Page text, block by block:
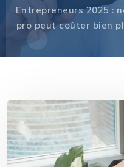
Entrepreneurs 2025 :
pro peut coûter bien